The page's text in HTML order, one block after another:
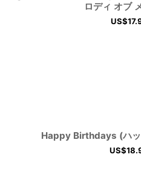
ロディ オブ
US$
Happy Birthdays (ハッ
US$